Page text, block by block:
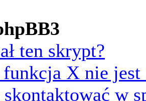
ten skrypt?
X nie jest
w